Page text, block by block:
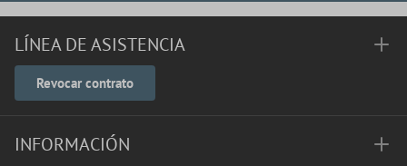
LÍNEA DE ASISTENCIA
Revocar contrato
INFORMACIÓN